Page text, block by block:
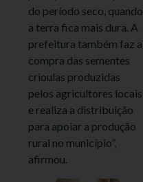
do período seco, quando
a terra fica mais dura. A
prefeitura também faz a
compra das sementes
crioulas produzidas
pelos agricultores locais
e realiza a distribuição
para apoiar a produção
rural no município”,
afirmou.